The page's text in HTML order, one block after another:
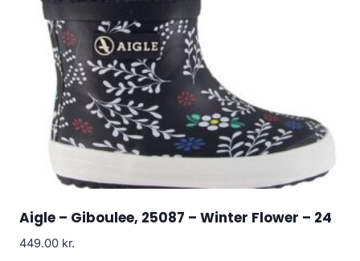
Aigle – Giboulee, 25087 – Winter Flower – 24
449.00 kr.